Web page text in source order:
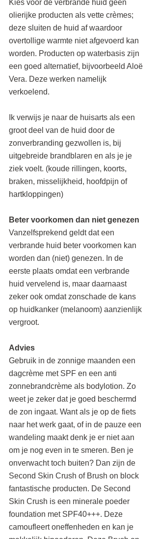
Kies voor de verbrande huid geen
olierijke producten als vette crèmes;
deze sluiten de huid af waardoor
overtollige warmte niet afgevoerd kan
worden. Producten op waterbasis zijn
een goed alternatief, bijvoorbeeld Aloë
Vera. Deze werken namelijk
verkoelend.
Ik verwijs je naar de huisarts als een
groot deel van de huid door de
zonverbranding gezwollen is, bij
uitgebreide brandblaren en als je je
ziek voelt. (koude rillingen, koorts,
braken, misselijkheid, hoofdpijn of
hartkloppingen)
Beter voorkomen dan niet genezen
Vanzelfsprekend geldt dat een
verbrande huid beter voorkomen kan
worden dan (niet) genezen. In de
eerste plaats omdat een verbrande
huid vervelend is, maar daarnaast
zeker ook omdat zonschade de kans
op huidkanker (melanoom) aanzienlijk
vergroot.
Advies
Gebruik in de zonnige maanden een
dagcrème met SPF en een anti
zonnebrandcrème als bodylotion. Zo
weet je zeker dat je goed beschermd
de zon ingaat. Want als je op de fiets
naar het werk gaat, of in de pauze een
wandeling maakt denk je er niet aan
om je nog even in te smeren. Ben je
onverwacht toch buiten? Dan zijn de
Second Skin Crush of Brush on block
fantastische producten. De Second
Skin Crush is een minerale poeder
foundation met SPF40+++. Deze
camoufleert oneffenheden en kan je